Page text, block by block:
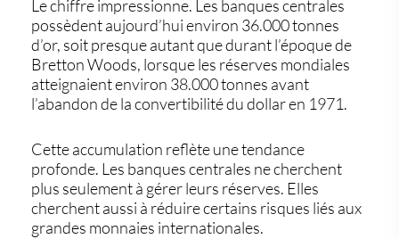
Le chiffre impressionne. Les banques centrales
possèdent aujourd’hui environ 36.000 tonnes
d’or, soit presque autant que durant l’époque de
Bretton Woods, lorsque les réserves mondiales
atteignaient environ 38.000 tonnes avant
l’abandon de la convertibilité du dollar en 1971.
Cette accumulation reflète une tendance
profonde. Les banques centrales ne cherchent
plus seulement à gérer leurs réserves. Elles
cherchent aussi à réduire certains risques liés aux
grandes monnaies internationales.